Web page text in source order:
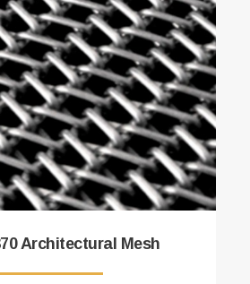
Architectural Mesh